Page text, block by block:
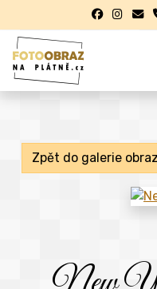
Zpět do galerie